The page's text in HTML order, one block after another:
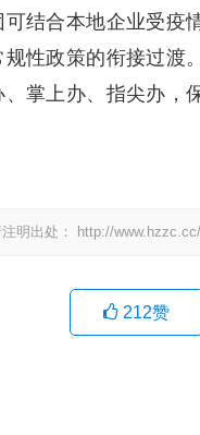
结合本地企业受疫
性政策的衔接过渡
掌上办、指尖办，
明出处： http://
212赞